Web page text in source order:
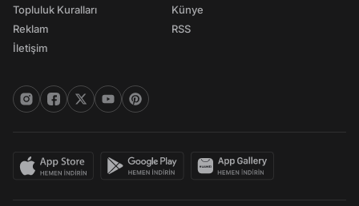
Topluluk Kuralları
Reklam
İletişim
Künye
RSS